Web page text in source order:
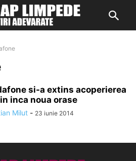
si-a extins acoperierea
inca noua orase
Milut - 23 iunie 2014